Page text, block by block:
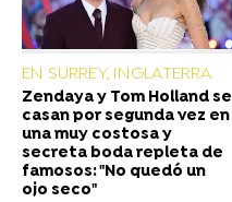
EN SURREY, INGLATERRA
Zendaya y Tom Holland se
casan por segunda vez en
una muy costosa y
secreta boda repleta de
famosos: "No quedó un
ojo seco"